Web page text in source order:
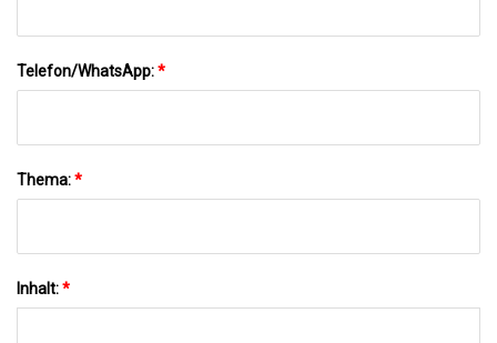
Telefon/WhatsApp:*
Thema:*
Inhalt:*